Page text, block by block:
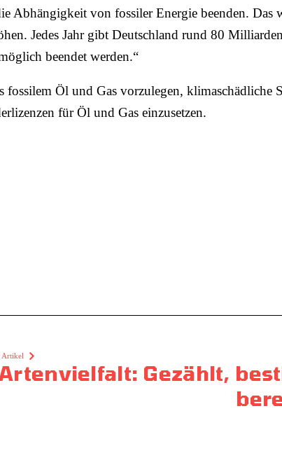
Abhängigkeit von fossiler Energie beenden. Das
Jedes Jahr gibt Deutschland rund 80
beendet werden.“
Öl und Gas vorzulegen, klimaschädliche
für Öl und Gas einzusetzen.
Artikel
Gezählt,